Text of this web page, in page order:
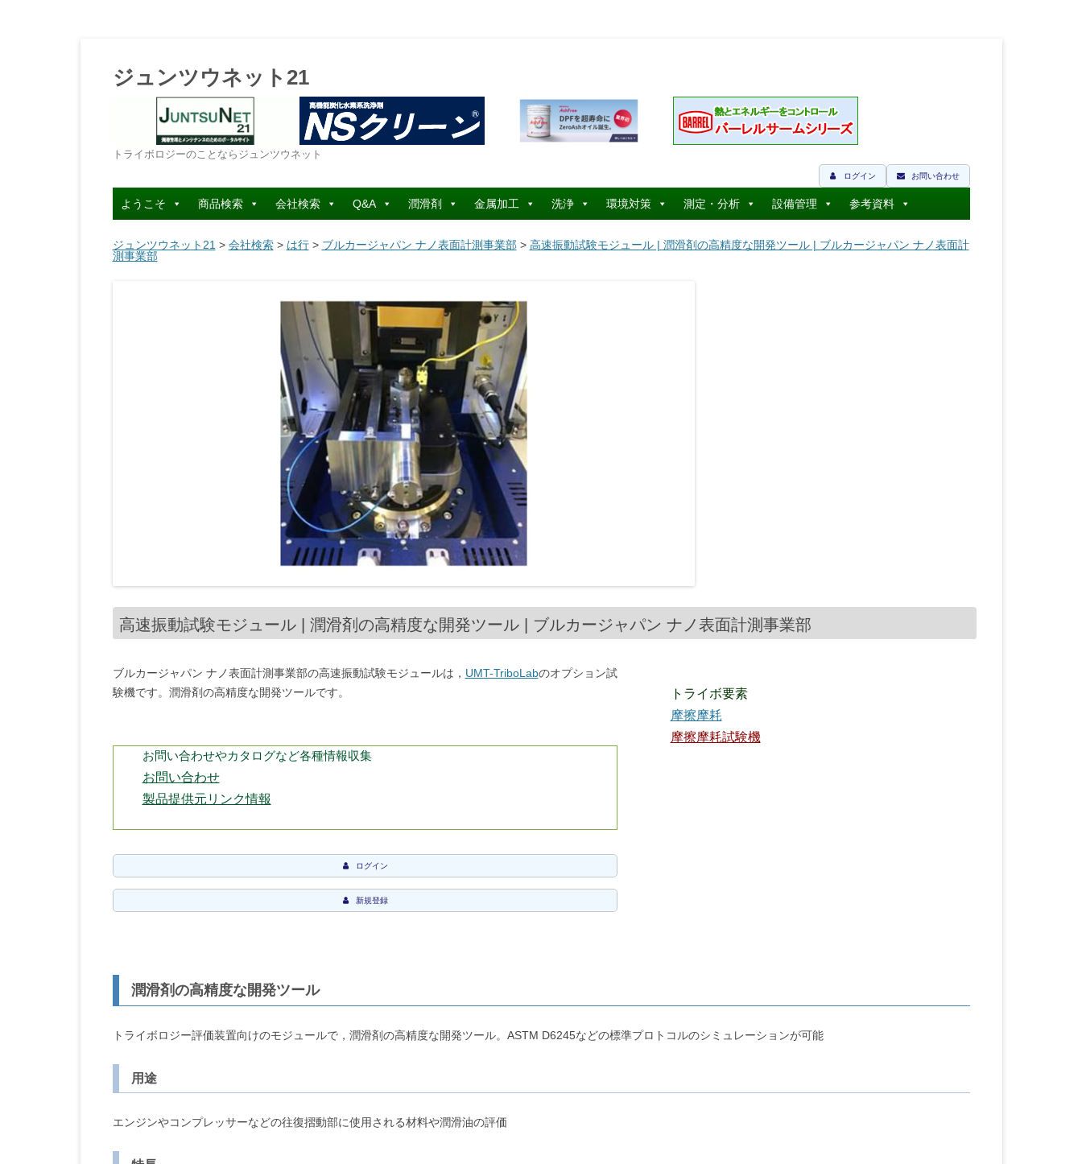
ジュンツウネット21
トライボロジーのことならジュンツウネット
お問い合わせ
ログイン
コ
ン
テ
ン
へ
ようこそ 商品検索 会社検索 Q&A 潤滑剤 金属加工 洗浄 環境対策 測定・分析 設備管理 参考資料
ジュンツウネット21 > 会社検索> は行> ブルカージャパン ナノ表面計測事業部> 高速振動試験モジュール | 潤滑剤の高精度な開発ツール | ブルカージャパン ナノ表面計
測事業部
高速振動試験モジュール | 潤滑剤の高精度な開発ツール | ブルカージャパン ナノ表面計測事業部
ブルカージャパン ナノ表面計測事業部の高速振動試験モジュールは， UMT-TriboLabのオプション試
験機です。潤滑剤の高精度な開発ツールです。
お問い合わせやカタログなど各種情報収集
お問い合わせ
製品提供元リンク情報
ログイン
新規登録
トライボ要素
摩擦摩耗
摩擦摩耗試験機
潤滑剤の高精度な開発ツール
トライボロジー評価装置向けのモジュールで，潤滑剤の高精度な開発ツール。ASTM D6245などの標準プロトコルのシミュレーションが可能
用途
エンジンやコンプレッサーなどの往復摺動部に使用される材料や潤滑油の評価